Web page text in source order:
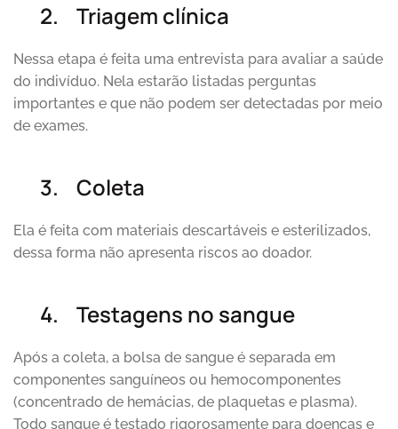
2. Triagem clínica
Nessa etapa é feita uma entrevista para avaliar a saúde
do indivíduo. Nela estarão listadas perguntas
importantes e que não podem ser detectadas por meio
de exames.
3. Coleta
Ela é feita com materiais descartáveis e esterilizados,
dessa forma não apresenta riscos ao doador.
4. Testagens no sangue
Após a coleta, a bolsa de sangue é separada em
componentes sanguíneos ou hemocomponentes
(concentrado de hemácias, de plaquetas e plasma).
Todo sangue é testado rigorosamente para doenças e